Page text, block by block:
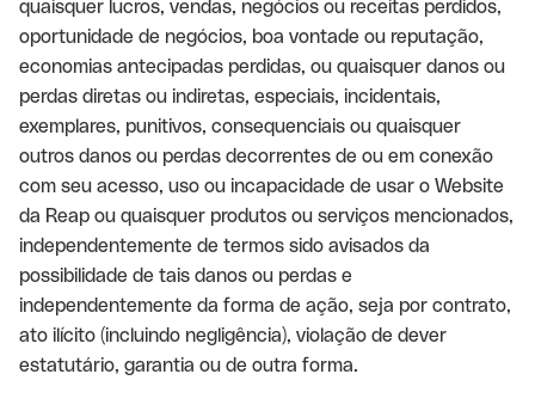
quaisquer lucros, vendas, negócios ou receitas perdidos,
oportunidade de negócios, boa vontade ou reputação,
economias antecipadas perdidas, ou quaisquer danos ou
perdas diretas ou indiretas, especiais, incidentais,
exemplares, punitivos, consequenciais ou quaisquer
outros danos ou perdas decorrentes de ou em conexão
com seu acesso, uso ou incapacidade de usar o Website
da Reap ou quaisquer produtos ou serviços mencionados,
independentemente de termos sido avisados da
possibilidade de tais danos ou perdas e
independentemente da forma de ação, seja por contrato,
ato ilícito (incluindo negligência), violação de dever
estatutário, garantia ou de outra forma.